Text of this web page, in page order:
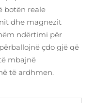
botën reale
dhe magnezit
ndërtimi për
çdo gjë që
mbajnë
të ardhmen.